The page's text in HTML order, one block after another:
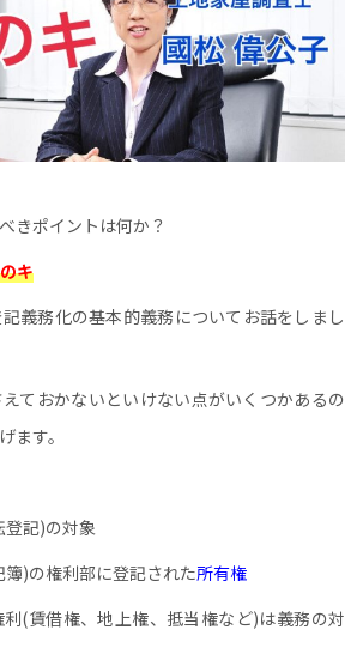
きポイントは何か？
キ
義務化の基本的義務についてお話をしまし
ておかないといけない点がいくつかあるの
ます。
記)の対象
)の権利部に登記された所有権
(賃借権、地上権、抵当権など)は義務の対